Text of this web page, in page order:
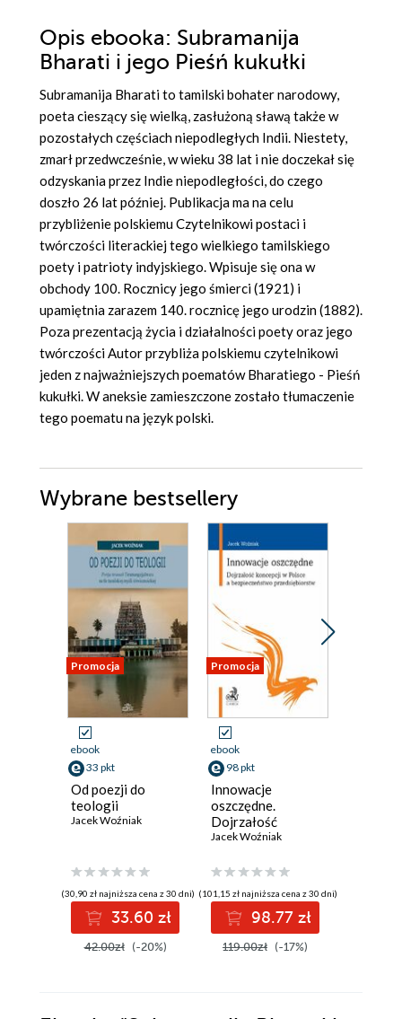
Opis ebooka: Subramanija
Bharati i jego Pieśń kukułki
Subramanija Bharati to tamilski bohater narodowy,
poeta cieszący się wielką, zasłużoną sławą także w
pozostałych częściach niepodległych Indii. Niestety,
zmarł przedwcześnie, w wieku 38 lat i nie doczekał się
odzyskania przez Indie niepodległości, do czego
doszło 26 lat później. Publikacja ma na celu
przybliżenie polskiemu Czytelnikowi postaci i
twórczości literackiej tego wielkiego tamilskiego
poety i patrioty indyjskiego. Wpisuje się ona w
obchody 100. Rocznicy jego śmierci (1921) i
upamiętnia zarazem 140. rocznicę jego urodzin (1882).
Poza prezentacją życia i działalności poety oraz jego
twórczości Autor przybliża polskiemu czytelnikowi
jeden z najważniejszych poematów Bharatiego - Pieśń
kukułki. W aneksie zamieszczone zostało tłumaczenie
tego poematu na język polski.
Wybrane bestsellery
Promocja
ebook
33 pkt
Od poezji do
teologii
Jacek Woźniak
(30,90 zł najniższa cena z 30 dni)
33.60 zł
42.00zł (-20%)
Promocja
ebook
98 pkt
Innowacje
oszczędne.
Dojrzałość
koncepcji w Polsce
przedsiębiorstw
Jacek Woźniak
(101,15 zł najniższa cena z 30 dni)
98.77 zł
119.00zł (-17%)